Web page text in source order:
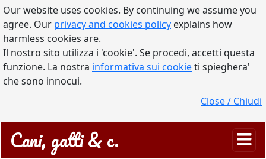
Our website uses cookies. By continuing we assume you
agree. Our privacy and cookies policy explains how
harmless cookies are.
Il nostro sito utilizza i 'cookie'. Se procedi, accetti questa
funzione. La nostra informativa sui cookieti spieghera'
che sono innocui.
Close / Chiudi
Cani, gatti & c.